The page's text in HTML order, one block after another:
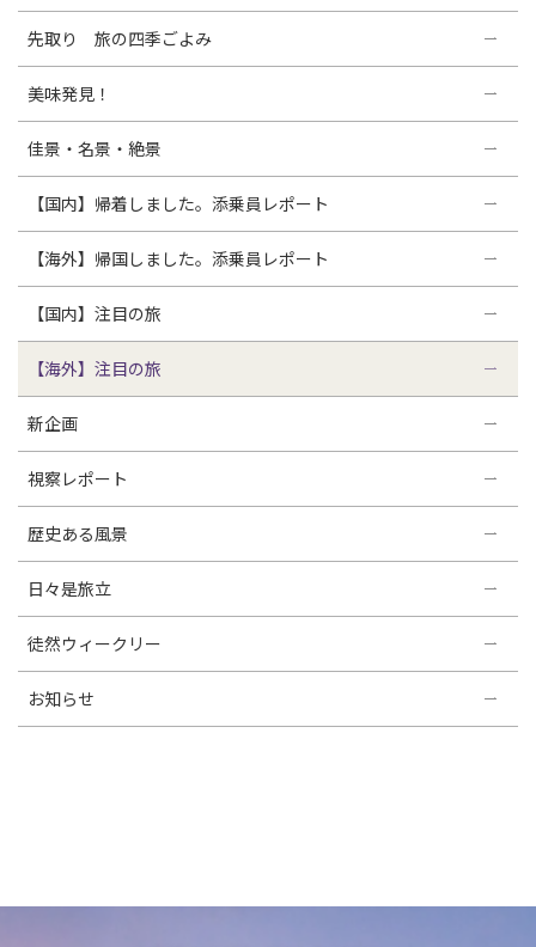
先取り 旅の四季ごよみ
美味発見！
佳景・名景・絶景
【国内】帰着しました。添乗員レポート
【海外】帰国しました。添乗員レポート
【国内】注目の旅
【海外】注目の旅
新企画
視察レポート
歴史ある風景
日々是旅立
徒然ウィークリー
お知らせ